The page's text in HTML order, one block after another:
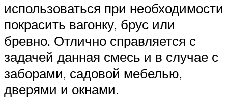
использоваться при необходимости
покрасить вагонку, брус или
бревно. Отлично справляется с
задачей данная смесь и в случае с
заборами, садовой мебелью,
дверями и окнами.